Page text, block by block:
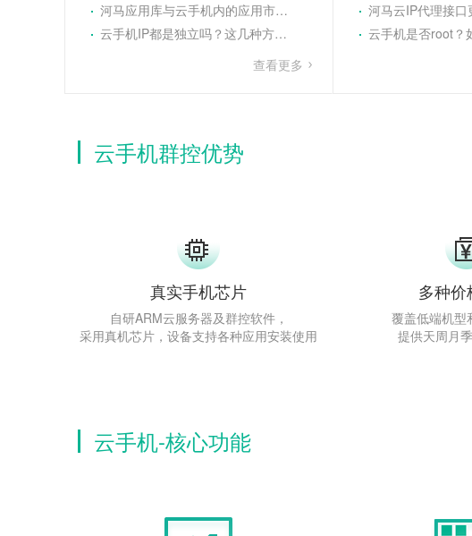
河马应用库与云手机内的应用市场有什么区别
云手机IP都是独立吗？这几种方法可以设置云手机的IP地址
查看更多
河马云IP代理接口更
云手机是否root？如何
云手机群控优势
真实手机芯片
自研ARM云服务器及群控软件，
采用真机芯片，设备支持各种应用安装使用
多种价
覆盖低端机型
提供天周月
云手机-核心功能